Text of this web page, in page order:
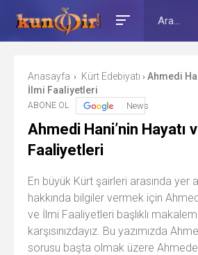
Anasayfa › Kürt Edebiyatı › Ahmedi
İlmi Faaliyetleri
ABONE OL News
Ahmedi Hani’nin Hayatı
Faaliyetleri
En büyük Kürt şairleri arasında yer
hakkında bilgiler vermek için
ve İlmi Faaliyetleri başlıklı
karşısınızdayız. Bu yazımızda
sorusu başta olmak üzere Ahmede